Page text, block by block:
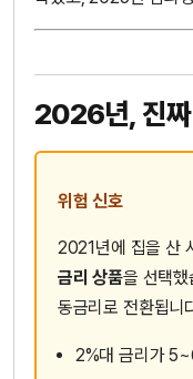
2026년, 진짜
위험 신호
2021년에 집을 산
금리 상품을 선택
동금리로 전환됩니
2%대 금리가